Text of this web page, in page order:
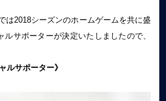
は2018シーズンのホームゲームを共に盛
ルサポーターが決定いたしましたので、
ルサポーター》